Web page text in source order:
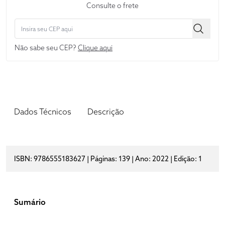
Consulte o frete
Não sabe seu CEP? Clique aqui
Dados Técnicos Descrição
ISBN: 9786555183627 | Páginas: 139 | Ano: 2022 | Edição: 1
Sumário